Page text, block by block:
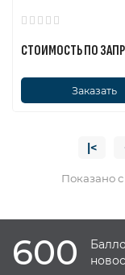
СТОИМОСТЬ ПО
Заказать
|<
Показано
600